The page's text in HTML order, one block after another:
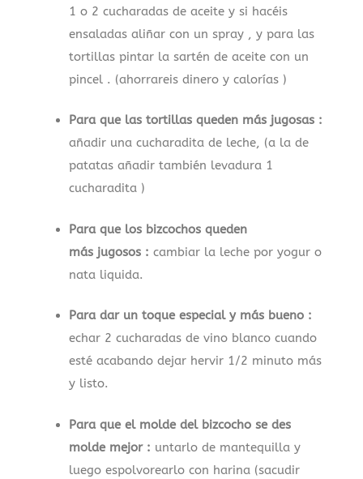
1 o 2 cucharadas de aceite y si hacéis
ensaladas aliñar con un spray , y para las
tortillas pintar la sartén de aceite con un
pincel . (ahorrareis dinero y calorías )
Para que las tortillas queden más jugosas :
añadir una cucharadita de leche, (a la de
patatas añadir también levadura 1
cucharadita )
Para que los bizcochos queden
más jugosos :cambiar la leche por yogur o
nata liquida.
Para dar un toque especial y más bueno :
echar 2 cucharadas de vino blanco cuando
esté acabando dejar hervir 1/2 minuto más
y listo.
Para que el molde del bizcocho se des
molde mejor : untarlo de mantequilla y
luego espolvorearlo con harina (sacudir